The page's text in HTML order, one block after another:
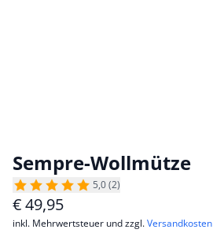
Sempre-Wollmütze
5,0 (2)
€49,95
inkl. Mehrwertsteuer und zzgl.Versandkosten